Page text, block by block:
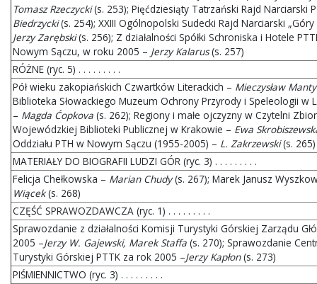
Tomasz Rzeczycki(s. 253); Pięćdziesiąty Tatrzański Rajd Narciarski
Biedrzycki(s. 254); XXIII Ogólnopolski Sudecki Rajd Narciarski „Góry
Jerzy Zarębski(s. 256); Z działalności Spółki Schroniska i Hotele
Nowym Sączu, w roku 2005 – Jerzy Kalarus(s. 257)
RÓŻNE (ryc. 5) . . . . . . . . .
Pół wieku zakopiańskich Czwartków Literackich – Mieczysław
Biblioteka Słowackiego Muzeum Ochrony Przyrody i Speleologii w
– Magda Ćopkova (s. 262); Regiony i małe ojczyzny w Czytelni
Wojewódzkiej Biblioteki Publicznej w Krakowie – Ewa
Oddziału PTH w Nowym Sączu (1955-2005) – L. Zakrzewski(s. 265)
MATERIAŁY DO BIOGRAFII LUDZI GÓR (ryc. 3) . . . . . . . . .
Felicja Chełkowska – Marian Chudy(s. 267); Marek Janusz
Wiącek(s. 268)
CZĘŚĆ SPRAWOZDAWCZA (ryc. 1) . . . . . . . . .
Sprawozdanie z działalności Komisji Turystyki Górskiej Zarządu
2005 –Jerzy W. Gajewski, Marek Staffa (s. 270); Sprawozdanie
Turystyki Górskiej PTTK za rok 2005 –Jerzy Kapłon(s. 273)
PIŚMIENNICTWO (ryc. 3) . . . . . . . . .